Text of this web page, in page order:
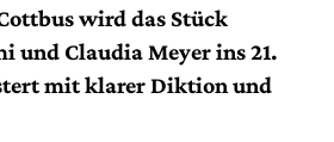
wird das Stück
und Claudia Meyer ins 21.
mit klarer Diktion und